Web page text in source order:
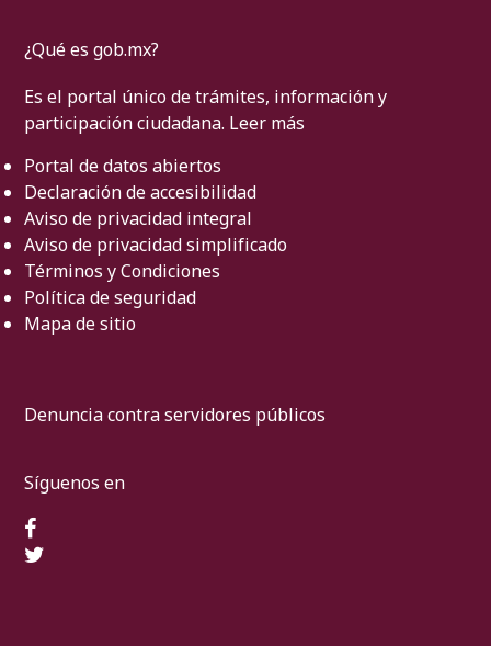
¿Qué es gob.mx?
Es el portal único de trámites, información y
participación ciudadana. Leer más
Portal de datos abiertos
Declaración de accesibilidad
Aviso de privacidad integral
Aviso de privacidad simplificado
Términos y Condiciones
Política de seguridad
Mapa de sitio
Denuncia contra servidores públicos
Síguenos en